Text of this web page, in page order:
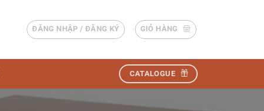
ĐĂNG NHẬP / ĐĂNG KÝ GIỎ HÀNG
CATALOGUE